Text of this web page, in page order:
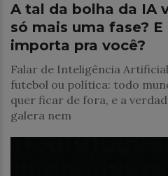
A tal da bolha da IA
só mais uma fase?
importa pra você?
Falar de Inteligência
futebol ou política: todo
quer ficar de fora, e a
galera nem